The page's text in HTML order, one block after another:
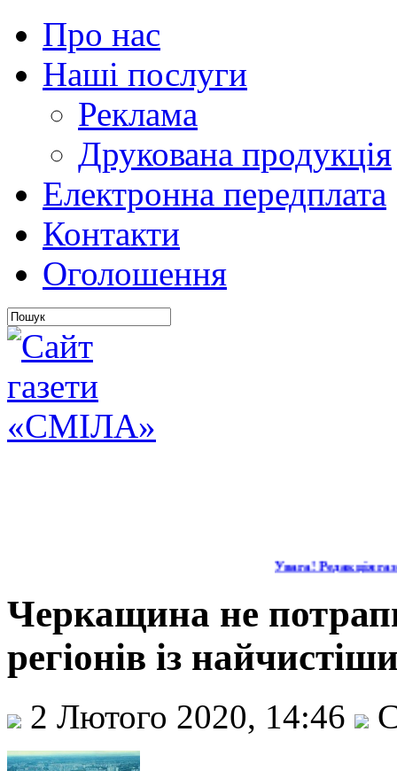
Про нас
Наші послуги
Реклама
Друкована продукція
Електронна передплата
Контакти
Оголошення
Увага! Редакція
Черкащина не
регіонів із
2 Лютого 2020, 14:46